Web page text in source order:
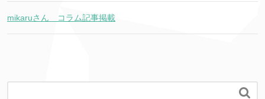
mikaruさん コラム記事掲載
